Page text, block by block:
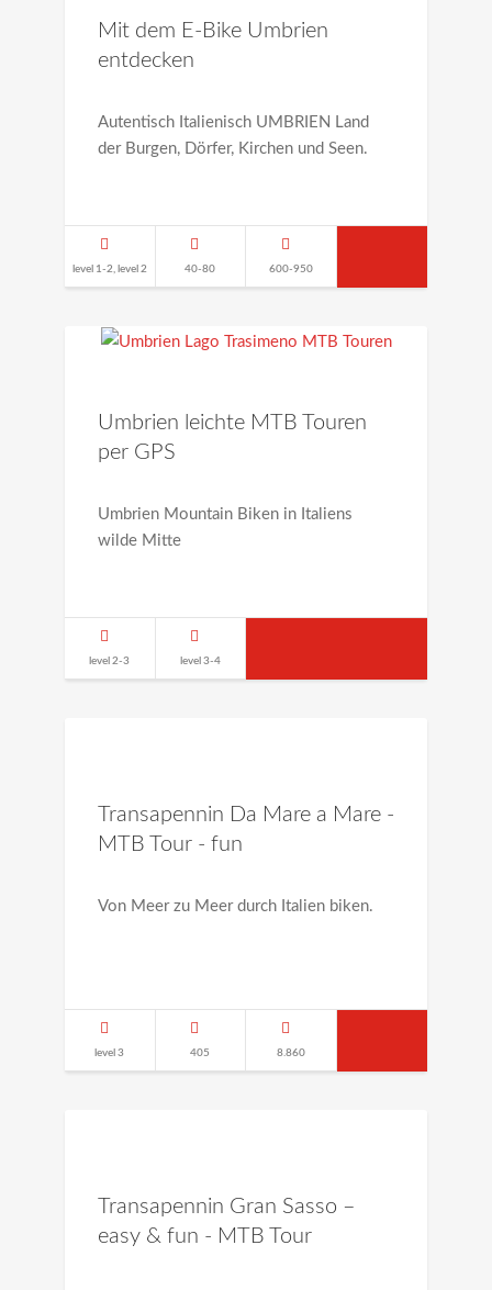
Mit dem E-Bike Umbrien
entdecken
Autentisch Italienisch UMBRIEN Land
der Burgen, Dörfer, Kirchen und Seen.
level 1-2, level 2 40-80 600-950
Umbrien leichte MTB Touren
per GPS
Umbrien Mountain Biken in Italiens
wilde Mitte
level 2-3 level 3-4
Transapennin Da Mare a Mare -
MTB Tour - fun
Von Meer zu Meer durch Italien biken.
level 3 405 8.860
Transapennin Gran Sasso –
easy & fun - MTB Tour